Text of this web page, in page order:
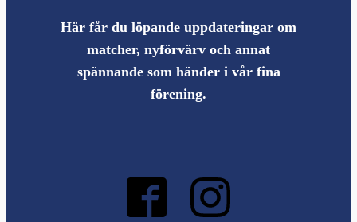
Här får du löpande uppdateringar om
matcher, nyförvärv och annat
spännande som händer i vår fina
förening.